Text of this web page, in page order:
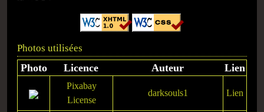
Photos utilisées
Photo Licence Auteur Lien
Pixabay
License
darksouls1 Lien